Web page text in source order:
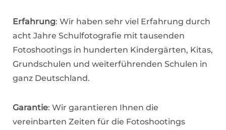
Erfahrung: Wir haben sehr viel Erfahrung durch
acht Jahre Schulfotografie mit tausenden
Fotoshootings in hunderten Kindergärten, Kitas,
Grundschulen und weiterführenden Schulen in
ganz Deutschland.
Garantie: Wir garantieren Ihnen die
vereinbarten Zeiten für die Fotoshootings